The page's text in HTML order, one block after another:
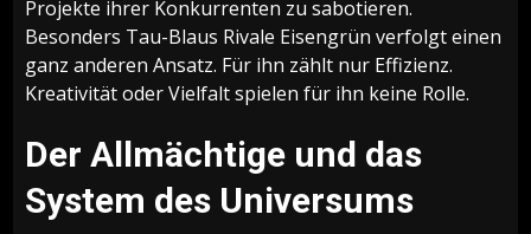
Projekte ihrer Konkurrenten zu sabotieren.
Besonders Tau-Blaus Rivale Eisengrün verfolgt einen
ganz anderen Ansatz. Für ihn zählt nur Effizienz.
Kreativität oder Vielfalt spielen für ihn keine Rolle.
Der Allmächtige und das
System des Universums